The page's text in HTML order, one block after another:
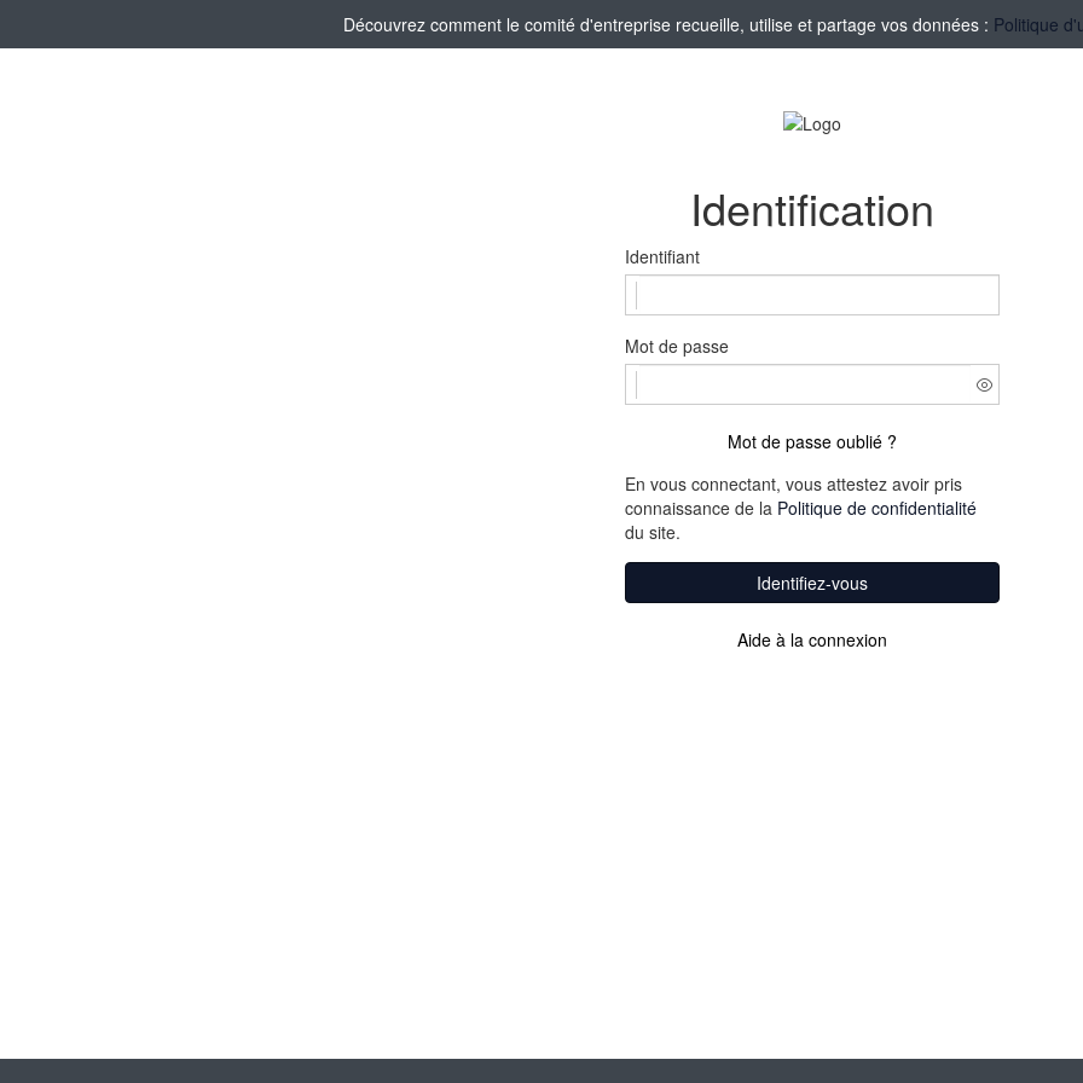
Découvrez comment le comité d'entreprise recueille, utilise et partage vos données : Politique
Identification
Identifiant
Mot de passe
Mot de passe oublié ?
En vous connectant, vous attestez avoir pris
connaissance de la Politique de confidentialité
du site.
Identifiez-vous
Aide à la connexion